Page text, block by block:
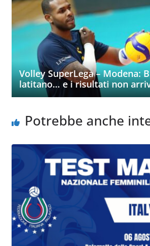
Volley SuperLega – Modena:
latitano… e i risultati non
Potrebbe anche